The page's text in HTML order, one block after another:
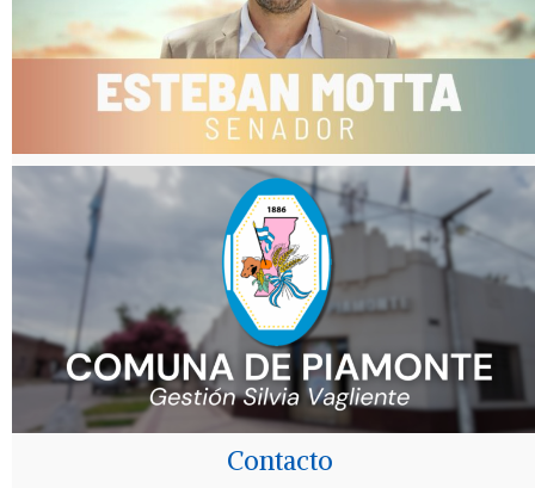
Contacto